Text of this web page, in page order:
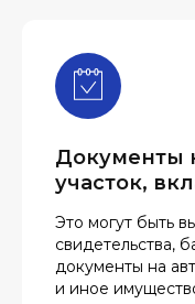
Документы
участок,
Это могут быть
свидетельства,
документы на
и иное